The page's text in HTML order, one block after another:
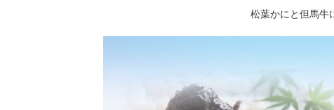
松葉かにと但馬牛